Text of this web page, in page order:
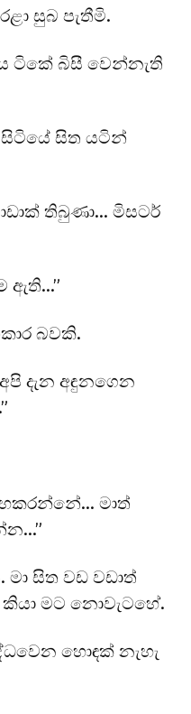
සුබ පැතීමි.
ටිකේ බිසී වෙන්නැති
සිටියේ සිත යටින්
තිබුණා… මිසටර්
ඇති…”
බවකි.
දැන අඳුනගෙන
මාත්
සිත වඩ වඩාත්
මට නොවැටහේ.
හොඳක් නැහැ